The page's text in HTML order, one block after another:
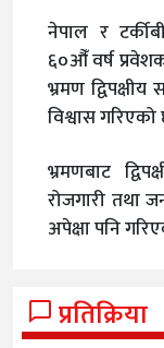
नेपाल र
६०औँ वर्ष
भ्रमण
विश्वास गरिएको
भ्रमणबाट
रोजगारी तथा
अपेक्षा पनि
प्रतिक्रिया